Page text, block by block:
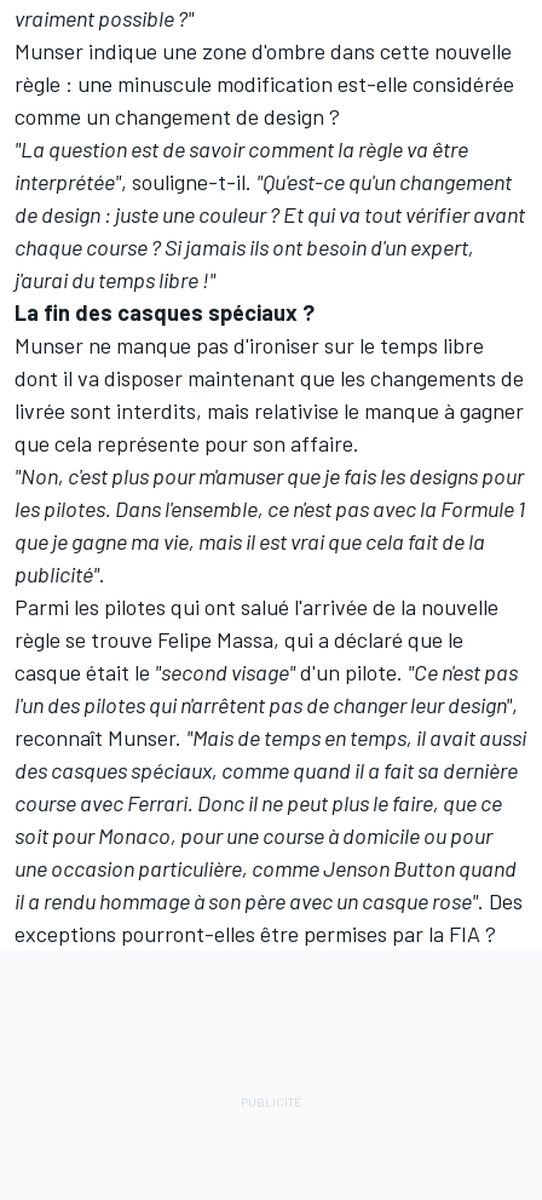
vraiment possible ?"
Munser indique une zone d'ombre dans cette nouvelle
règle : une minuscule modification est-elle considérée
comme un changement de design ?
"La question est de savoir comment la règle va être
interprétée", souligne-t-il. "Qu'est-ce qu'un changement
de design : juste une couleur ? Et qui va tout vérifier avant
chaque course ? Si jamais ils ont besoin d'un expert,
j'aurai du temps libre !"
La fin des casques spéciaux ?
Munser ne manque pas d'ironiser sur le temps libre
dont il va disposer maintenant que les changements de
livrée sont interdits, mais relativise le manque à gagner
que cela représente pour son affaire.
"Non, c'est plus pour m'amuser que je fais les designs pour
les pilotes. Dans l'ensemble, ce n'est pas avec la Formule 1
que je gagne ma vie, mais il est vrai que cela fait de la
publicité".
Parmi les pilotes qui ont salué l'arrivée de la nouvelle
règle se trouve Felipe Massa, qui a déclaré que le
casque était le "second visage"d'un pilote. "Ce n'est pas
l'un des pilotes qui n'arrêtent pas de changer leur design",
reconnaît Munser. "Mais de temps en temps, il avait aussi
des casques spéciaux, comme quand il a fait sa dernière
course avec Ferrari. Donc il ne peut plus le faire, que ce
soit pour Monaco, pour une course à domicile ou pour
une occasion particulière, comme Jenson Button quand
il a rendu hommage à son père avec un casque rose". Des
exceptions pourront-elles être permises par la FIA ?